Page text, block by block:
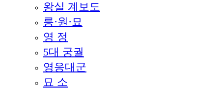
왕실 계보도
릉·원·묘
영 정
5대 궁궐
영응대군
묘 소